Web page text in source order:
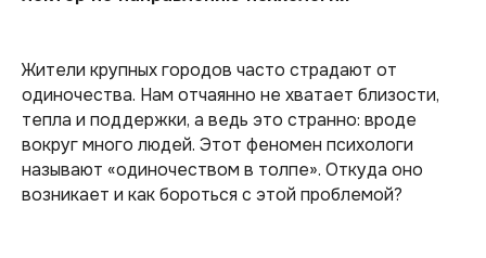
Жители крупных городов часто страдают от
одиночества. Нам отчаянно не хватает близости,
тепла и поддержки, а ведь это странно: вроде
вокруг много людей. Этот феномен психологи
называют «одиночеством в толпе». Откуда оно
возникает и как бороться с этой проблемой?